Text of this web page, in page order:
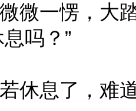
微一愣，大
吗？”
休息了，难